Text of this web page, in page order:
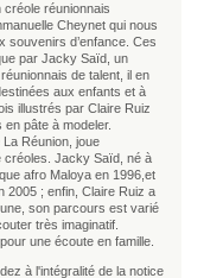
réunionnais
Cheynet qui nous
souvenirs d’enfance. Ces
par Jacky Saïd, un
de talent, il en
aux enfants et à
illustrés par Claire Ruiz
pâte à modeler.
Réunion, joue
créoles. Jacky Saïd, né à
afro Maloya en 1996,et
2005 ; enfin, Claire Ruiz a
son parcours est varié
très imaginatif.
une écoute en famille.
à l'intégralité de la notice